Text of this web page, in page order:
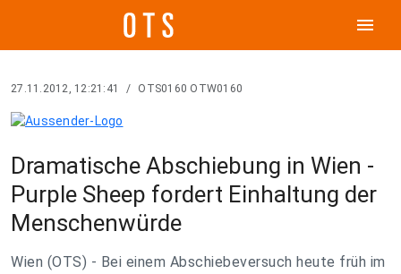
menu
27.11.2012, 12:21:41 / OTS0160 OTW0160
Dramatische Abschiebung in Wien -
Purple Sheep fordert Einhaltung der
Menschenwürde
Wien (OTS) - Bei einem Abschiebeversuch heute früh im